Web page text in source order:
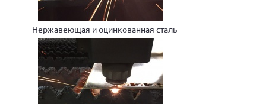
Нержавеющая и оцинкованная сталь